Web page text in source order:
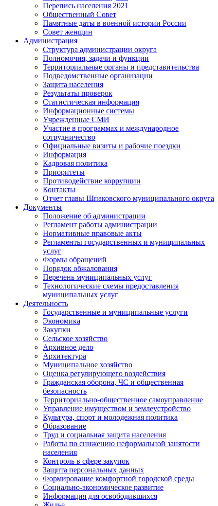
Перепись населения 2021
Общественный Совет
Памятные даты в военной истории России
Совет женщин
Администрация
Структура администрации округа
Полномочия, задачи и функции
Территориальные органы и представительства
Подведомственные организации
Защита населения
Результаты проверок
Статистическая информация
Информационные системы
Учрежденные СМИ
Участие в программах и международное
сотрудничество
Официальные визиты и рабочие поездки
Информация
Кадровая политика
Приоритеты
Противодействие коррупции
Контакты
Отчет главы Шпаковского муниципального округа
Документы
Положение об администрации
Регламент работы администрации
Нормативные правовые акты
Регламенты государственных и муниципальных
услуг
Формы обращений
Порядок обжалования
Перечень муниципальных услуг
Технологические схемы предоставления
муниципальных услуг
Деятельность
Государственные и муниципальные услуги
Экономика
Закупки
Сельское хозяйство
Архивное дело
Архитектура
Муниципальное хозяйство
Оценка регулирующего воздействия
Гражданская оборона, ЧС и общественная
безопасность
Территориально-общественное самоуправление
Управление имуществом и землеустройство
Культура, спорт и молодежная политика
Образование
Труд и социальная защита населения
Работы по снижению неформальной занятости
населения
Контроль в сфере закупок
Защита персональных данных
Формирование комфортной городской среды
Социально-экономическое развитие
Информация для освободившихся